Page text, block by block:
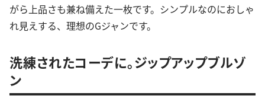
がら上品さも兼ね備えた一枚です。シンプルなのにおしゃ
れ見えする、理想のGジャンです。
洗練されたコーデに。ジップアップブルゾ
ン